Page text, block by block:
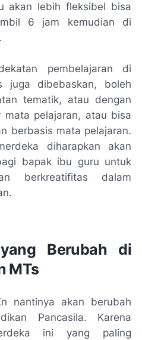
akan lebih fleksibel bisa
6 jam kemudian di
pembelajaran di
juga dibebaskan, boleh
tematik, atau dengan
mata pelajaran, atau bisa
berbasis mata pelajaran.
diharapkan akan
bapak ibu guru untuk
berkreatifitas dalam
Berubah di
MTs
nantinya akan berubah
Pancasila. Karena
ini yang paling